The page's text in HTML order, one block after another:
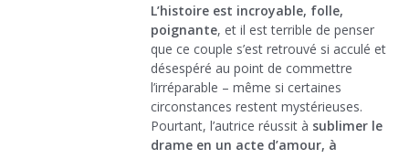
L’histoire est incroyable, folle,
poignante, et il est terrible de penser
que ce couple s’est retrouvé si acculé et
désespéré au point de commettre
l’irréparable – même si certaines
circonstances restent mystérieuses.
Pourtant, l’autrice réussit à sublimer le
drame en un acte d’amour, à